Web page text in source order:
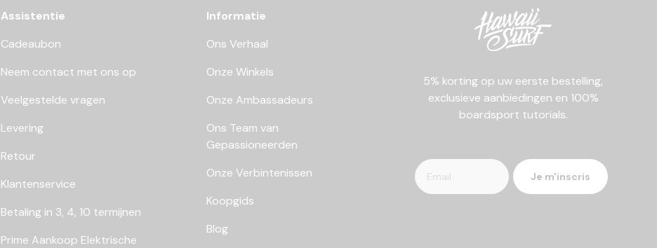
Assistentie
Cadeaubon
Neem contact met ons op
Veelgestelde vragen
Levering
Retour
Klantenservice
Betaling in 3, 4, 10 termijnen
Prime Aankoop Elektrische
Informatie
Ons Verhaal
Onze Winkels
Onze Ambassadeurs
Ons Team van
Gepassioneerden
Onze Verbintenissen
Koopgids
Blog
5% korting op uw eerste bestelling,
exclusieve aanbiedingen en 100%
boardsport tutorials.
Je m'inscris